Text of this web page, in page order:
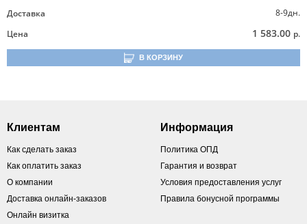
Доставка
8-9дн.
Цена
1 583.00 р.
В КОРЗИНУ
Клиентам
Как сделать заказ
Как оплатить заказ
О компании
Доставка онлайн-заказов
Онлайн визитка
Информация
Политика ОПД
Гарантия и возврат
Условия предоставления услуг
Правила бонусной программы